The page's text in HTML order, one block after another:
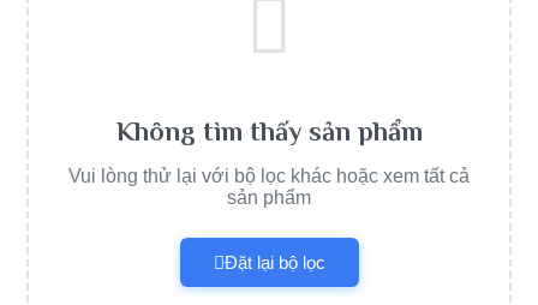
Không tìm thấy sản phẩm
Vui lòng thử lại với bộ lọc khác hoặc xem tất cả
sản phẩm
Đặt lại bộ lọc